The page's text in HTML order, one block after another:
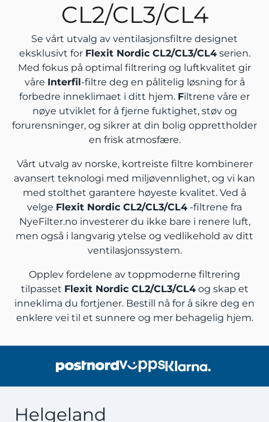
CL2/CL3/CL4
Se vårt utvalg av ventilasjonsfiltre designet
eksklusivt for Flexit Nordic CL2/CL3/CL4serien.
Med fokus på optimal filtrering og luftkvalitet gir
våre Interfil-filtre deg en pålitelig løsning for å
forbedre inneklimaet i ditt hjem. Filtrene våre er
nøye utviklet for å fjerne fuktighet, støv og
forurensninger, og sikrer at din bolig opprettholder
en frisk atmosfære.
Vårt utvalg av norske, kortreiste filtre kombinerer
avansert teknologi med miljøvennlighet, og vi kan
med stolthet garantere høyeste kvalitet. Ved å
velge Flexit Nordic CL2/CL3/CL4 -filtrene fra
NyeFilter.no investerer du ikke bare i renere luft,
men også i langvarig ytelse og vedlikehold av ditt
ventilasjonssystem.
Opplev fordelene av toppmoderne filtrering
tilpasset Flexit Nordic CL2/CL3/CL4og skap et
inneklima du fortjener. Bestill nå for å sikre deg en
enklere vei til et sunnere og mer behagelig hjem.
Helgeland